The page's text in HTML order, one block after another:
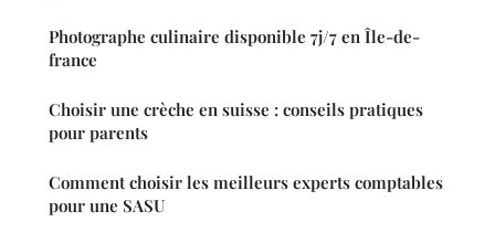
Photographe culinaire disponible 7j/7 en Île-de-
france
Choisir une crèche en suisse : conseils pratiques
pour parents
Comment choisir les meilleurs experts comptables
pour une SASU